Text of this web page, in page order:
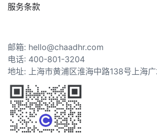
服务条款
邮箱: hello@chaadhr.com
电话: 400-801-3204
地址: 上海市黄浦区淮海中路138号上海